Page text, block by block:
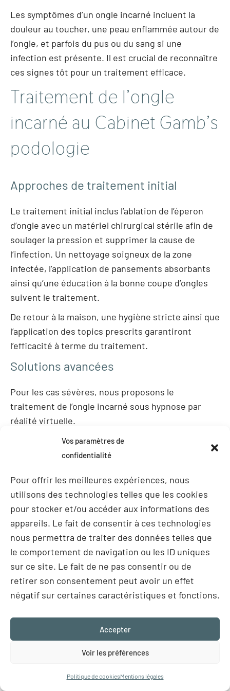
Vos paramètres de
confidentialité
Pour offrir les meilleures expériences, nous
utilisons des technologies telles que les cookies
pour stocker et/ou accéder aux informations des
appareils. Le fait de consentir à ces technologies
nous permettra de traiter des données telles que
le comportement de navigation ou les ID uniques
sur ce site. Le fait de ne pas consentir ou de
retirer son consentement peut avoir un effet
négatif sur certaines caractéristiques et fonctions.
Accepter
Voir les préférences
Politique de cookiesMentions légales
Les symptômes d’un ongle incarné incluent la
douleur au toucher, une peau enflammée autour de
l’ongle, et parfois du pus ou du sang si une
infection est présente. Il est crucial de reconnaître
ces signes tôt pour un traitement efficace.
Traitement de l’ongle
incarné au Cabinet Gamb’s
podologie
Approches de traitement initial
Le traitement initial inclus l’ablation de l’éperon
d’ongle avec un matériel chirurgical stérile afin de
soulager la pression et supprimer la cause de
l‘infection. Un nettoyage soigneux de la zone
infectée, l’application de pansements absorbants
ainsi qu’une éducation à la bonne coupe d’ongles
suivent le traitement.
De retour à la maison, une hygiène stricte ainsi que
l’application des topics prescrits garantiront
l’efficacité à terme du traitement.
Solutions avancées
Pour les cas sévères, nous proposons le
traitement de l’ongle incarné sous hypnose par
réalité virtuelle.
Suivi et prévention
guérison complète et prévenir les récidives. Nous
offrons également des conseils sur la coupe
appropriée des ongles, le choix de chaussage et le
soin d’hygiène quotidien.
De plus, lorsque l’ongle incarné est provoqué par
une forme d’ongle particulière, la pose d’une
orthonyxie peut vous être proposé par votre
Pédicure-Podologue D.E.
Prévenir l’ongle incarné
Importance des bonnes pratiques
Adopter de bonnes pratiques de soin des pieds est